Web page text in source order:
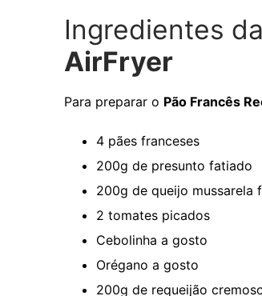
Ingredientes
AirFryer
Para preparar o Pão Francês
4 pães franceses
200g de presunto fatiado
200g de queijo mussarela
2 tomates picados
Cebolinha a gosto
Orégano a gosto
200g de requeijão